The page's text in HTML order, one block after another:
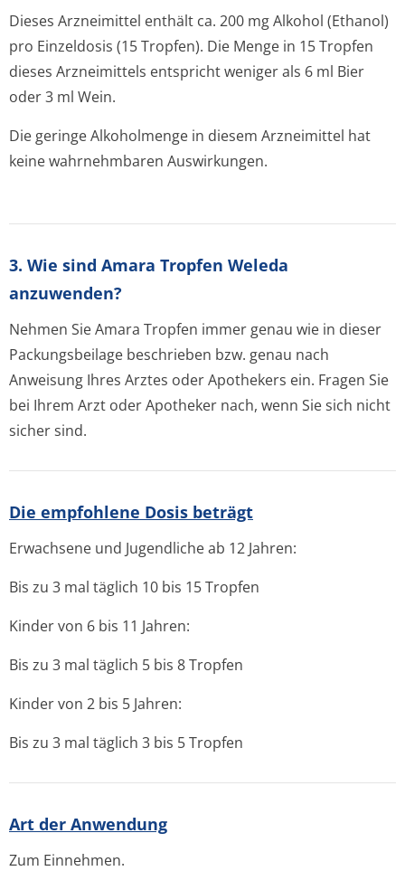
Dieses Arzneimittel enthält ca. 200 mg Alkohol (Ethanol)
pro Einzeldosis (15 Tropfen). Die Menge in 15 Tropfen
dieses Arzneimittels entspricht weniger als 6 ml Bier
oder 3 ml Wein.
Die geringe Alkoholmenge in diesem Arzneimittel hat
keine wahrnehmbaren Auswirkungen.
3. Wie sind Amara Tropfen Weleda
anzuwenden?
Nehmen Sie Amara Tropfen immer genau wie in dieser
Packungsbeilage beschrieben bzw. genau nach
Anweisung Ihres Arztes oder Apothekers ein. Fragen Sie
bei Ihrem Arzt oder Apotheker nach, wenn Sie sich nicht
sicher sind.
Die empfohlene Dosis beträgt
Erwachsene und Jugendliche ab 12 Jahren:
Bis zu 3 mal täglich 10 bis 15 Tropfen
Kinder von 6 bis 11 Jahren:
Bis zu 3 mal täglich 5 bis 8 Tropfen
Kinder von 2 bis 5 Jahren:
Bis zu 3 mal täglich 3 bis 5 Tropfen
Art der Anwendung
Zum Einnehmen.